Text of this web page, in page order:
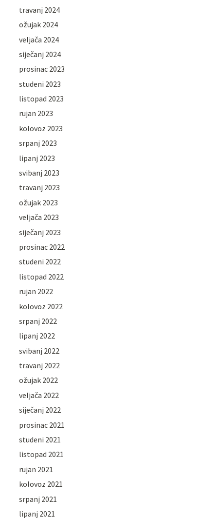
travanj 2024
ožujak 2024
veljača 2024
siječanj 2024
prosinac 2023
studeni 2023
listopad 2023
rujan 2023
kolovoz 2023
srpanj 2023
lipanj 2023
svibanj 2023
travanj 2023
ožujak 2023
veljača 2023
siječanj 2023
prosinac 2022
studeni 2022
listopad 2022
rujan 2022
kolovoz 2022
srpanj 2022
lipanj 2022
svibanj 2022
travanj 2022
ožujak 2022
veljača 2022
siječanj 2022
prosinac 2021
studeni 2021
listopad 2021
rujan 2021
kolovoz 2021
srpanj 2021
lipanj 2021